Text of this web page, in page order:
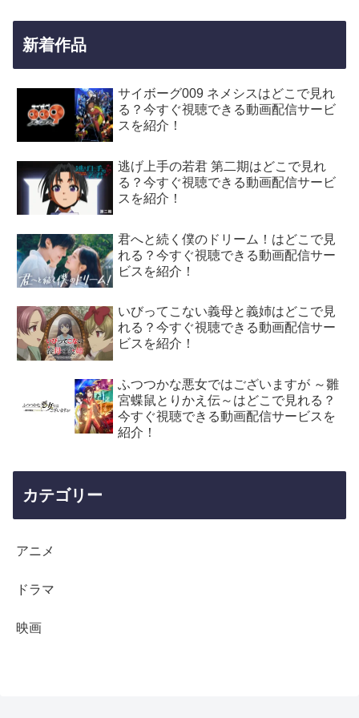
新着作品
サイボーグ009 ネメシスはどこで見れ
る？今すぐ視聴できる動画配信サービ
スを紹介！
逃げ上手の若君 第二期はどこで見れ
る？今すぐ視聴できる動画配信サービ
スを紹介！
君へと続く僕のドリーム！はどこで見
れる？今すぐ視聴できる動画配信サー
ビスを紹介！
いびってこない義母と義姉はどこで見
れる？今すぐ視聴できる動画配信サー
ビスを紹介！
ふつつかな悪女ではございますが ～雛
宮蝶鼠とりかえ伝～はどこで見れる？
今すぐ視聴できる動画配信サービスを
紹介！
カテゴリー
アニメ
ドラマ
映画